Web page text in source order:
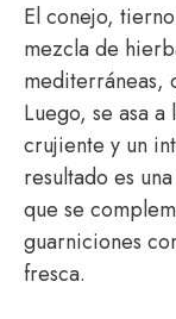
El conejo,
mezcla de
mediterráneas,
Luego, se asa
crujiente y un
resultado es
que se
guarniciones
fresca.